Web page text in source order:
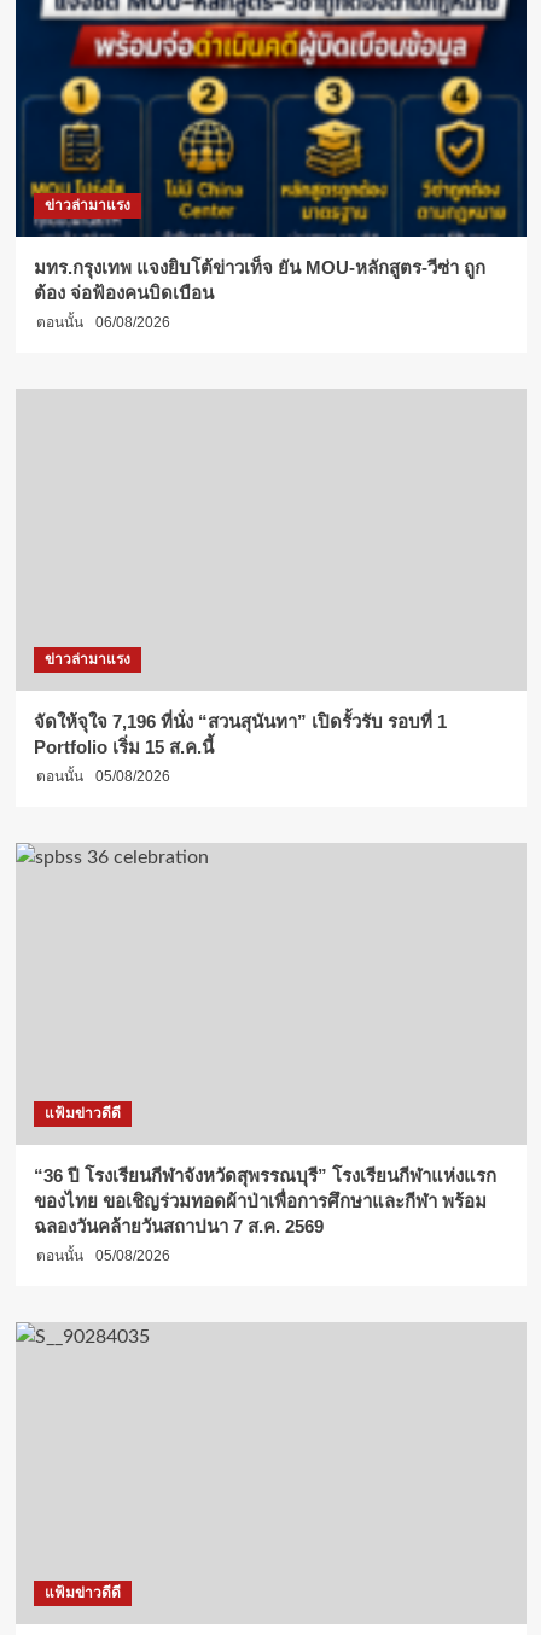
ข่าวล่ามาแรง
มทร.กรุงเทพ แจงยิบโต้ข่าวเท็จ ยัน MOU-หลักสูตร-วีซ่า ถูก
ต้อง จ่อฟ้องคนบิดเบือน
ตอนนั้น 06/08/2026
ข่าวล่ามาแรง
จัดให้จุใจ 7,196 ที่นั่ง “สวนสุนันทา” เปิดรั้วรับ รอบที่ 1
Portfolio เริ่ม 15 ส.ค.นี้
ตอนนั้น 05/08/2026
แฟ้มข่าวดีดี
“36 ปี โรงเรียนกีฬาจังหวัดสุพรรณบุรี” โรงเรียนกีฬาแห่งแรก
ของไทย ขอเชิญร่วมทอดผ้าป่าเพื่อการศึกษาและกีฬา พร้อม
ฉลองวันคล้ายวันสถาปนา 7 ส.ค. 2569
ตอนนั้น 05/08/2026
แฟ้มข่าวดีดี